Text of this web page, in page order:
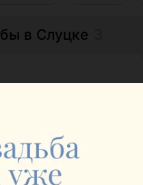
в Слуцке